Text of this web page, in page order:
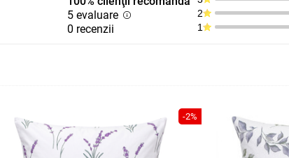
5 evaluare
0 recenzii
2
1
-2%